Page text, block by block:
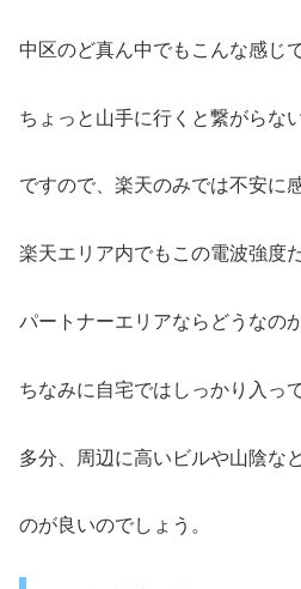
中区のど真ん中でもこんな感じ
ちょっと山手に行くと繋がらな
ですので、楽天のみでは不安に
楽天エリア内でもこの電波強度だ
パートナーエリアならどうなの
ちなみに自宅ではしっかり入っ
多分、周辺に高いビルや山陰な
のが良いのでしょう。